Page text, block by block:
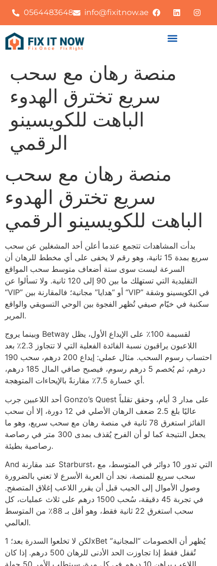
0564483648 info@fixitnow.ae
منصة رهان مع سحب
سريع تخترق الهدوء
الباهت للكويسينو
الرقمي
منصة رهان مع سحب
سريع تخترق الهدوء
الباهت للكويسينو الرقمي
بدأت المشاهدات تتجمع عندما أعلن أحد المشغلين عن سحب
سريع بمدة 15 ثانية، وهو رقم لا يخفى على أي مخطط للرهان أن
السرعة ليست سوى ستة أضعاف متوسط سحب المواقع
التقليدية التي تستهلك ما بين 90 إلى 120 ثانية. ولا تسألوا عن
“VIP” أو “هدايا” مجانية؛ فالمقارنة بين “VIP” في الكويسينو وشقة
سكنية في خيّام صيفي تُظهر الفجوة بين الوحي التسويقي والواقع
المرير.
وبينما يروج Betway لقسيمة 100٪ على الإيداع الأول، يظل
اللاعبون يراقبون نسبة الفائدة الفعلية التي لا تتجاوز 2.3٪ بعد
احتساب رسوم السحب. مثال عملي: إيداع 200 درهم، سحب 190
درهم، ثم يُخصم 5 درهم رسوم، فيصبح صافي المال 185 درهم،
أي خسارة 7.5٪ مقارنةً بالإيحاءات المتوهجة.
أحد اللاعبين جرب Gonzo’s Quest على مدار 3 أيام، وحقق تقلباً
عاليًا بلغ 2.5 ضعف الرهان الأصلي في 12 دورة، إلا أن سحب
الفائز استغرق 78 ثانية في منصة رهان مع سحب سريع، وهو ما
يجعل النتيجة كما لو أن الفرح يُقذف بمدى 300 متر في رصاصة
رصاصية بطيئة.
And عند مقارنة Starburst، التي تدور 10 دوائر في المتوسط، مع
سحب سريع للمنصة، نجد أن العربة الأسرع لا تعني بالضرورة
وصول الأموال إلى الجيب قبل أن يقرر اللاعب إغلاق المتصفح.
في تجربة 45 دقيقة، سُحب 1500 درهم على ثلاث عمليات، كل
سحب استغرق 22 ثانية فقط، وهو أقل بـ 88٪ من المتوسط
العالمي.
لكن لا تخلعوا السدرة بعد؛ 1xBet يُظهر أن الخصومات “المجانية”
تُقفل فقط إذا تجاوزت الحد الأدنى للرهان 500 درهم. إذا كان